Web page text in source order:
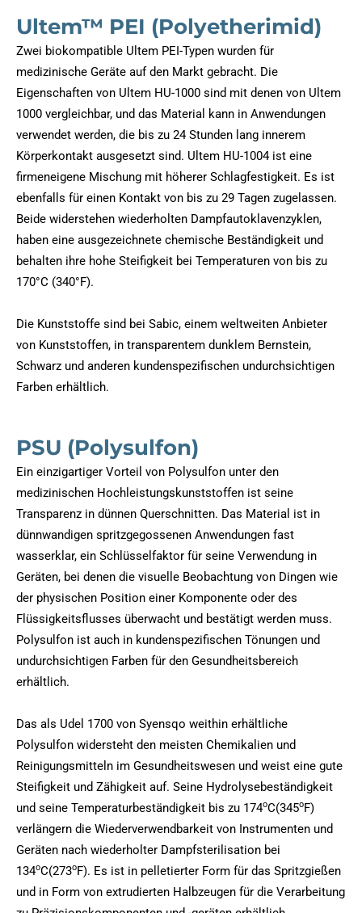
Ultem™ PEI (Polyetherimid)
Zwei biokompatible Ultem PEI-Typen wurden für
medizinische Geräte auf den Markt gebracht. Die
Eigenschaften von Ultem HU-1000 sind mit denen von Ultem
1000 vergleichbar, und das Material kann in Anwendungen
verwendet werden, die bis zu 24 Stunden lang innerem
Körperkontakt ausgesetzt sind. Ultem HU-1004 ist eine
firmeneigene Mischung mit höherer Schlagfestigkeit. Es ist
ebenfalls für einen Kontakt von bis zu 29 Tagen zugelassen.
Beide widerstehen wiederholten Dampfautoklavenzyklen,
haben eine ausgezeichnete chemische Beständigkeit und
behalten ihre hohe Steifigkeit bei Temperaturen von bis zu
170°C (340°F).
Die Kunststoffe sind bei Sabic, einem weltweiten Anbieter
von Kunststoffen, in transparentem dunklem Bernstein,
Schwarz und anderen kundenspezifischen undurchsichtigen
Farben erhältlich.
PSU (Polysulfon)
Ein einzigartiger Vorteil von Polysulfon unter den
medizinischen Hochleistungskunststoffen ist seine
Transparenz in dünnen Querschnitten. Das Material ist in
dünnwandigen spritzgegossenen Anwendungen fast
wasserklar, ein Schlüsselfaktor für seine Verwendung in
Geräten, bei denen die visuelle Beobachtung von Dingen wie
der physischen Position einer Komponente oder des
Flüssigkeitsflusses überwacht und bestätigt werden muss.
Polysulfon ist auch in kundenspezifischen Tönungen und
undurchsichtigen Farben für den Gesundheitsbereich
erhältlich.
Das als Udel 1700 von Syensqo weithin erhältliche
Polysulfon widersteht den meisten Chemikalien und
Reinigungsmitteln im Gesundheitswesen und weist eine gute
Steifigkeit und Zähigkeit auf. Seine Hydrolysebeständigkeit
und seine Temperaturbeständigkeit bis zu 174oC(345oF)
verlängern die Wiederverwendbarkeit von Instrumenten und
Geräten nach wiederholter Dampfsterilisation bei
134oC(273oF). Es ist in pelletierter Form für das Spritzgießen
und in Form von extrudierten Halbzeugen für die Verarbeitung